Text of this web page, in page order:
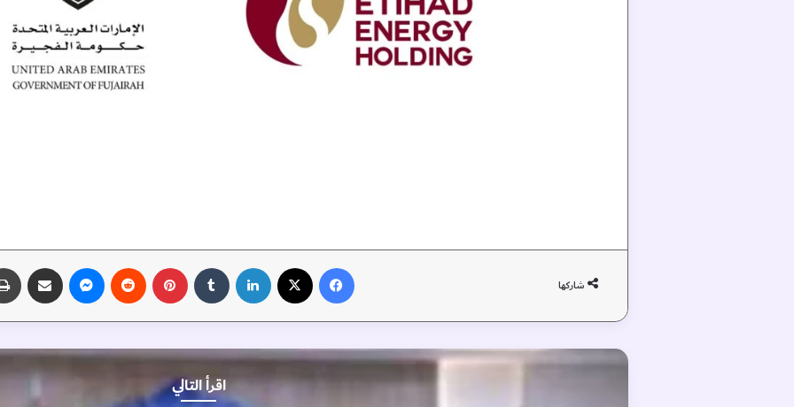
شاركها
فيسبوك بينتيريست
اقرأ التالي